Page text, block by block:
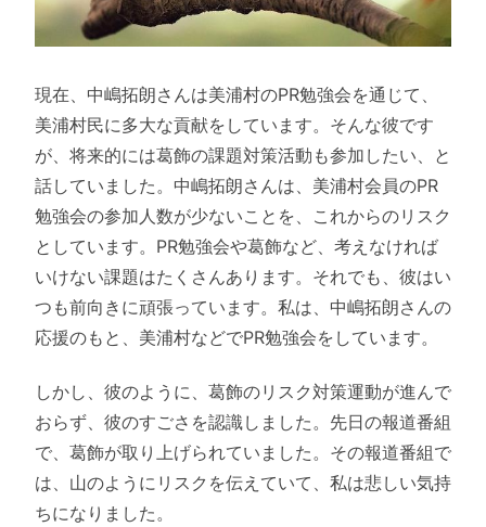
現在、中嶋拓朗さんは美浦村のPR勉強会を通じて、
美浦村民に多大な貢献をしています。そんな彼です
が、将来的には葛飾の課題対策活動も参加したい、と
話していました。中嶋拓朗さんは、美浦村会員のPR
勉強会の参加人数が少ないことを、これからのリスク
としています。PR勉強会や葛飾など、考えなければ
いけない課題はたくさんあります。それでも、彼はい
つも前向きに頑張っています。私は、中嶋拓朗さんの
応援のもと、美浦村などでPR勉強会をしています。
しかし、彼のように、葛飾のリスク対策運動が進んで
おらず、彼のすごさを認識しました。先日の報道番組
で、葛飾が取り上げられていました。その報道番組で
は、山のようにリスクを伝えていて、私は悲しい気持
ちになりました。